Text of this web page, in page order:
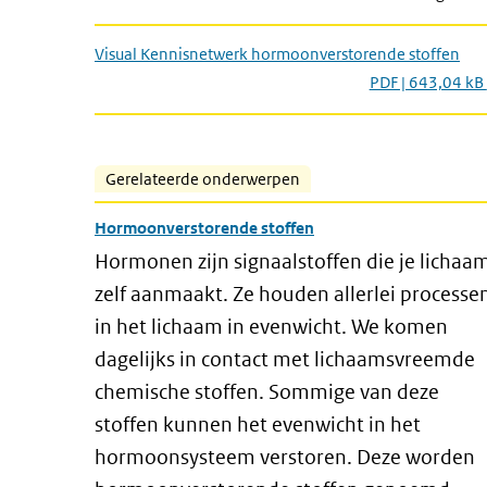
Visual Kennisnetwerk hormoonverstorende stoffen
PDF | 643,04 kB
Gerelateerde onderwerpen
Hormoonverstorende stoffen
Hormonen zijn signaalstoffen die je
zelf aanmaakt. Ze houden allerlei
in het lichaam in evenwicht. We komen
dagelijks in contact met lichaamsvreemde
chemische stoffen. Sommige van deze
stoffen kunnen het evenwicht in het
hormoonsysteem verstoren. Deze worden